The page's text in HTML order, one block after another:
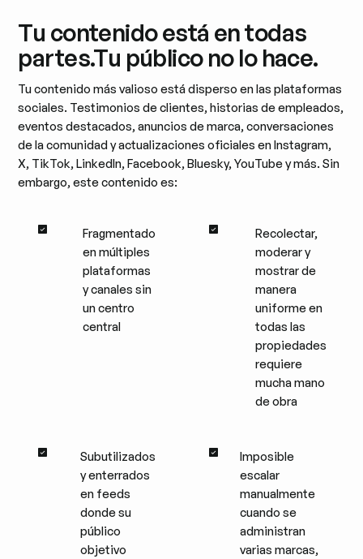
Tu contenido está en todas
partes.Tu público no lo hace.
Tu contenido más valioso está disperso en las plataformas
sociales. Testimonios de clientes, historias de empleados,
eventos destacados, anuncios de marca, conversaciones
de la comunidad y actualizaciones oficiales en Instagram,
X, TikTok, LinkedIn, Facebook, Bluesky, YouTube y más. Sin
embargo, este contenido es:
Fragmentado
en múltiples
plataformas
y canales sin
un centro
central
Recolectar,
moderar y
mostrar de
manera
uniforme en
todas las
propiedades
requiere
mucha mano
de obra
Subutilizados
y enterrados
en feeds
donde su
público
objetivo
Imposible
escalar
manualmente
cuando se
administran
varias marcas,